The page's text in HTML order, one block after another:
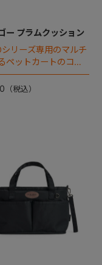
ー プラムクッション
リーズ専用のマルチ
ペットカートのコー
ション登場。